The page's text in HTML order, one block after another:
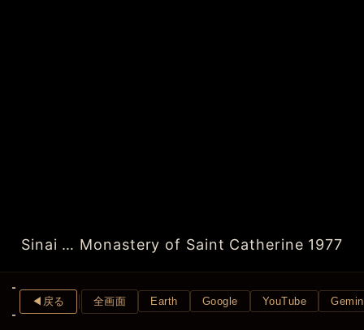
Sinai … Monastery of Saint Catherine 1977
◀︎戻る 全画面 Earth Google YouTube